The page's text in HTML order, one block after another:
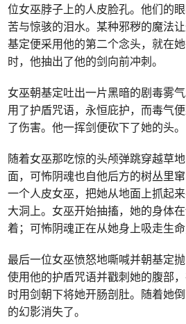
位女巫脖子上的人皮脸孔。他们的
苦与惊骇的泪水。某种邪秽的魔法
基定便采用他的第二个念头，就在
时，他抽出了他的剑向前冲刺。
女巫朝基定吐出一片黑暗的剧毒雾
用了护盾咒语，永恒庇护，而毒气
了伤害。他一挥剑便砍下了她的头。
随着女巫那吃惊的头颅弹跳穿越草
面，可怖阴魂也自他后方的树丛里
一个人皮女巫，把她从地面上抓起
大洞上。女巫开始抽搐，她的身体
着；可怖阴魂正在从她身上吸走生命
最后一位女巫愤怒地嘶喊并朝基定
使用他的护盾咒语并戳刺她的腹部
时用剑朝下将她开肠剖肚。随着她
的幻影消失了。